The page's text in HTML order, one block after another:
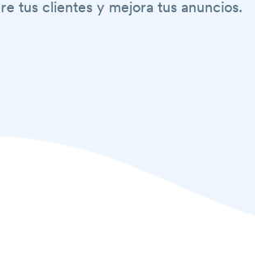
tus clientes y mejora tus anuncios.